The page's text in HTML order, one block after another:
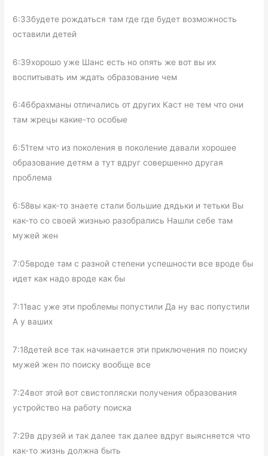
6:33будете рождаться там где где будет возможность
оставили детей
6:39хорошо уже Шанс есть но опять же вот вы их
воспитывать им ждать образование чем
6:46брахманы отличались от других Каст не тем что они
там жрецы какие-то особые
6:51тем что из поколения в поколение давали хорошее
образование детям а тут вдруг совершенно другая
проблема
6:58вы как-то знаете стали большие дядьки и тетьки Вы
как-то со своей жизнью разобрались Нашли себе там
мужей жен
7:05вроде там с разной степени успешности все вроде бы
идет как надо вроде как бы
7:11вас уже эти проблемы попустили Да ну вас попустили
А у ваших
7:18детей все так начинается эти приключения по поиску
мужей жен по поиску вообще все
7:24вот этой вот свистопляски получения образования
устройство на работу поиска
7:29в друзей и так далее так далее вдруг выясняется что
как-то жизнь должна быть